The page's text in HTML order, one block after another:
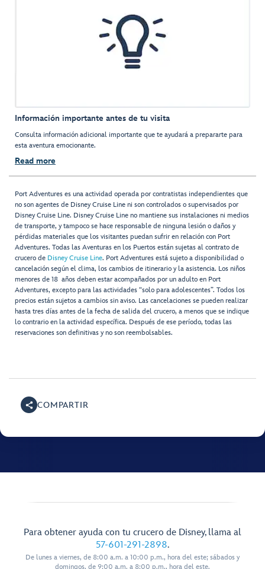
Información importante antes de tu visita
Consulta información adicional importante que te ayudará a prepararte para
esta aventura emocionante.
Read more
Port Adventures es una actividad operada por contratistas independientes que
no son agentes de Disney Cruise Line ni son controlados o supervisados por
Disney Cruise Line. Disney Cruise Line no mantiene sus instalaciones ni medios
de transporte, y tampoco se hace responsable de ninguna lesión o daños y
pérdidas materiales que los visitantes puedan sufrir en relación con Port
Adventures. Todas las Aventuras en los Puertos están sujetas al contrato de
crucero de Disney Cruise Line. Port Adventures está sujeto a disponibilidad o
cancelación según el clima, los cambios de itinerario y la asistencia. Los niños
menores de 18 años deben estar acompañados por un adulto en Port
Adventures, excepto para las actividades “solo para adolescentes”. Todos los
precios están sujetos a cambios sin aviso. Las cancelaciones se pueden realizar
hasta tres días antes de la fecha de salida del crucero, a menos que se indique
lo contrario en la actividad específica. Después de ese período, todas las
reservaciones son definitivas y no son reembolsables.
COMPARTIR
Para obtener ayuda con tu crucero de Disney, llama al
57-601-291-2898.
De lunes a viernes, de 8:00 a.m. a 10:00 p.m., hora del este; sábados y
domingos, de 9:00 a.m. a 8:00 p.m., hora del este.